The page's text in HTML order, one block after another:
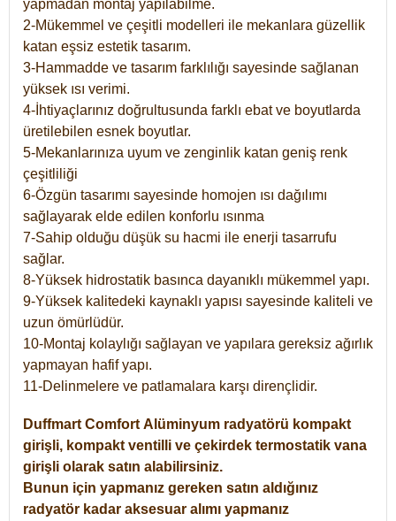
yapmadan montaj yapılabilme.
2-Mükemmel ve çeşitli modelleri ile mekanlara güzellik
katan eşsiz estetik tasarım.
3-Hammadde ve tasarım farklılığı sayesinde sağlanan
yüksek ısı verimi.
4-İhtiyaçlarınız doğrultusunda farklı ebat ve boyutlarda
üretilebilen esnek boyutlar.
5-Mekanlarınıza uyum ve zenginlik katan geniş renk
çeşitliliği
6-Özgün tasarımı sayesinde homojen ısı dağılımı
sağlayarak elde edilen konforlu ısınma
7-Sahip olduğu düşük su hacmi ile enerji tasarrufu
sağlar.
8-Yüksek hidrostatik basınca dayanıklı mükemmel yapı.
9-Yüksek kalitedeki kaynaklı yapısı sayesinde kaliteli ve
uzun ömürlüdür.
10-Montaj kolaylığı sağlayan ve yapılara gereksiz ağırlık
yapmayan hafif yapı.
11-Delinmelere ve patlamalara karşı dirençlidir.
Duffmart Comfort Alüminyum radyatörü kompakt
girişli, kompakt ventilli ve çekirdek termostatik vana
girişli olarak satın alabilirsiniz.
Bunun için yapmanız gereken satın aldığınız
radyatör kadar aksesuar alımı yapmanız